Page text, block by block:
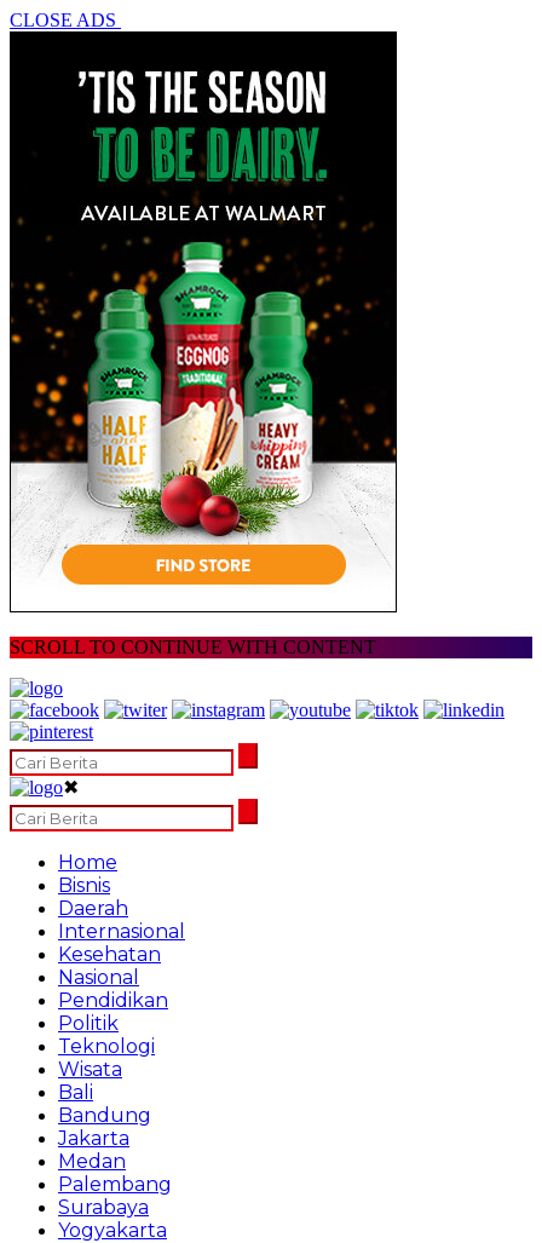
CLOSE ADS
SCROLL TO CONTINUE WITH CONTENT
✖
Home
Bisnis
Daerah
Internasional
Kesehatan
Nasional
Pendidikan
Politik
Teknologi
Wisata
Bali
Bandung
Jakarta
Medan
Palembang
Surabaya
Yogyakarta